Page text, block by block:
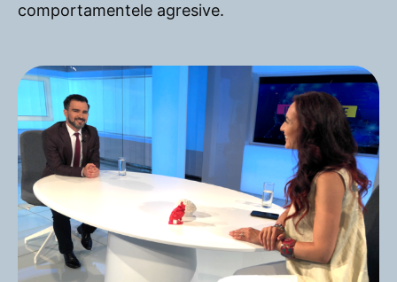
comportamentele agresive.